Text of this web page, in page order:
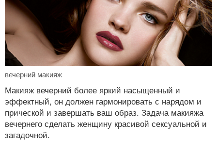
вечерний макияж
Макияж вечерний более яркий насыщенный и
эффектный, он должен гармонировать с нарядом и
прической и завершать ваш образ. Задача макияжа
вечернего сделать женщину красивой сексуальной и
загадочной.